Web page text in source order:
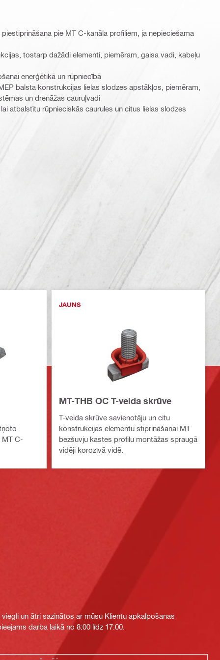
pie MT C-kanāla profiliem, ja nepieciešama
tostarp dažādi elementi, piemēram, gaisa vadi, kabeļu
enerģētikā un rūpniecībā
balsta konstrukcijas lielas slodzes apstākļos, piemēram,
un drenāžas cauruļvadi
atbalstītu rūpnieciskās caurules un citus lielas slodzes
MT C-
JAUNS
MT-THB OC T-veida skrūve
T-veida skrūve savienotāju un citu
konstrukcijas elementu stiprināšanai MT
bezšuvju kastes profilu montāžas spraugā
vidēji korozīvā vidē.
un ātri sazinātos ar mūsu Klientu apkalpošanas
darba laikā no 8:00 līdz 17:00.